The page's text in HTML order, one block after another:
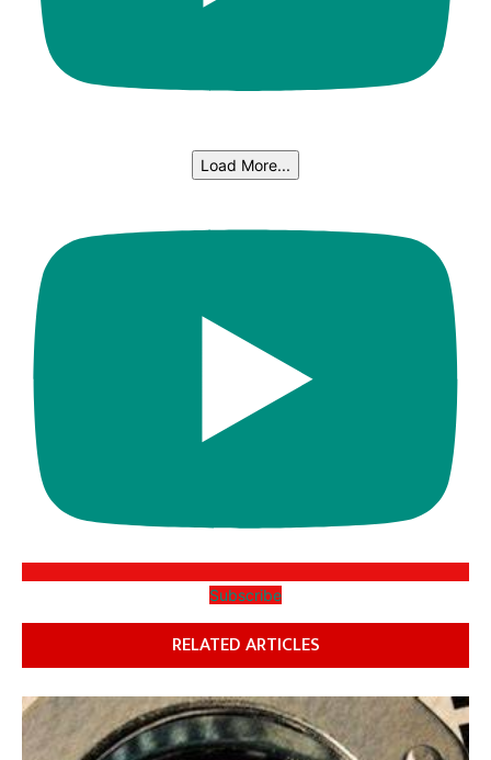
Load More...
Subscribe
RELATED ARTICLES